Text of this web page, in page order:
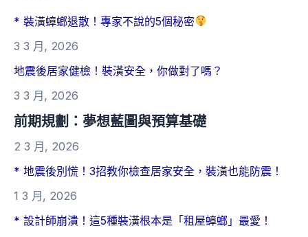
* 裝潢蟑螂退散！專家不說的5個秘密
3 3 月, 2026
地震後居家健檢！裝潢安全，你做對了嗎？
3 3 月, 2026
前期規劃：夢想藍圖與預算基礎
2 3 月, 2026
* 地震後別慌！3招教你檢查居家安全，裝潢也能防震！
1 3 月, 2026
* 設計師崩潰！這5種裝潢根本是「租屋蟑螂」最愛！